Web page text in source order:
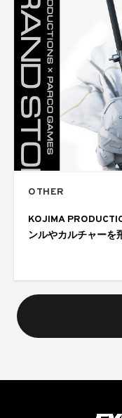
OTHER
KOJIMA
ンルやカルチャーを